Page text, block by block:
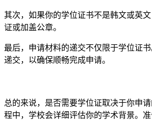
其次，如果你的学位证书不是韩文或英
证或加盖公章。
最后，申请材料的递交不仅限于学位证
递交，以确保顺畅完成申请。
总的来说，是否需要学位证取决于你申
程中，学校会详细评估你的学术背景。